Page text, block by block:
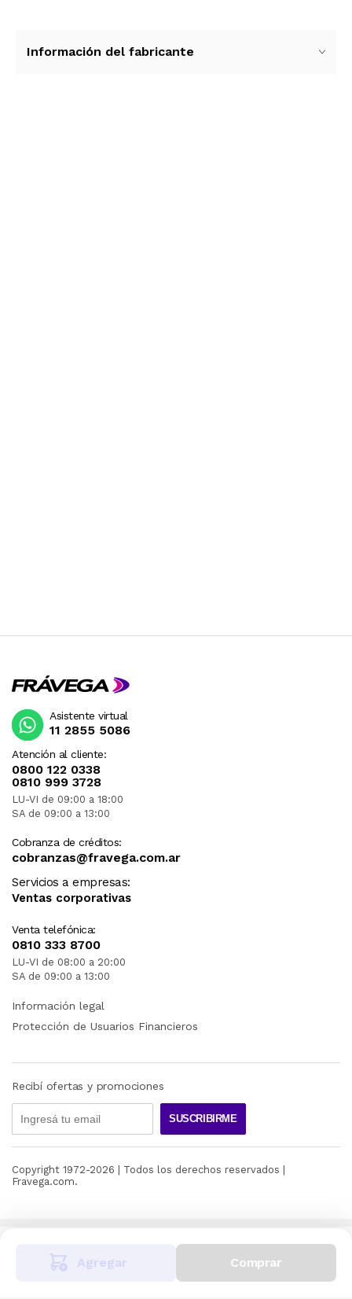
Comprar
Agregar
Información del fabricante
Atención al cliente:
0800 122 0338
0810 999 3728
LU-VI de 09:00 a 18:00
SA de 09:00 a 13:00
Cobranza de créditos:
cobranzas@fravega.com.ar
Servicios a empresas:
Ventas corporativas
Venta telefónica:
0810 333 8700
LU-VI de 08:00 a 20:00
SA de 09:00 a 13:00
Asistente virtual
11 2855 5086
Información legal
Protección de Usuarios Financieros
Recibí ofertas y promociones
SUSCRIBIRME
Copyright 1972-2026 | Todos los derechos reservados |
Fravega.com.